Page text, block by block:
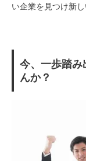
い企業を見つけ新
今、一歩踏み
んか？